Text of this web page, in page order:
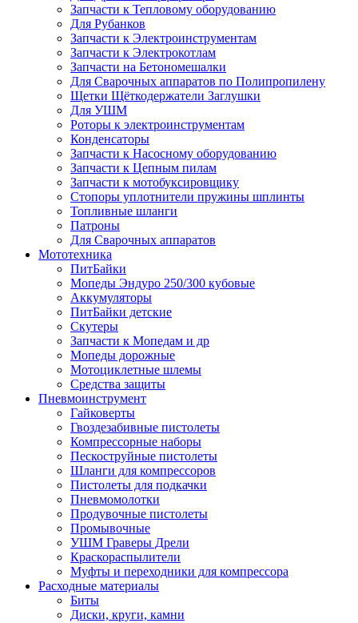
Запчасти к Тепловому оборудованию
Для Рубанков
Запчасти к Электроинструментам
Запчасти к Электрокотлам
Запчасти на Бетономешалки
Для Сварочных аппаратов по Полипропилену
Щетки Щёткодержатели Заглушки
Для УШМ
Роторы к электроинструментам
Конденсаторы
Запчасти к Насосному оборудованию
Запчасти к Цепным пилам
Запчасти к мотобуксировщику
Стопоры уплотнители пружины шплинты
Топливные шланги
Патроны
Для Сварочных аппаратов
Мототехника
ПитБайки
Мопеды Эндуро 250/300 кубовые
Аккумуляторы
ПитБайки детские
Скутеры
Запчасти к Мопедам и др
Мопеды дорожные
Мотоциклетные шлемы
Средства защиты
Пневмоинструмент
Гайковерты
Гвоздезабивные пистолеты
Компрессорные наборы
Пескоструйные пистолеты
Шланги для компрессоров
Пистолеты для подкачки
Пневмомолотки
Продувочные пистолеты
Промывочные
УШМ Граверы Дрели
Краскораспылители
Муфты и переходники для компрессора
Расходные материалы
Биты
Диски, круги, камни